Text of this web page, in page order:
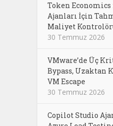
Token
Ajanları İçin
Maliyet
30 Temmuz 2026
VMware’de Üç
Bypass, Uzaktan
VM Escape
30 Temmuz 2026
Copilot Studio